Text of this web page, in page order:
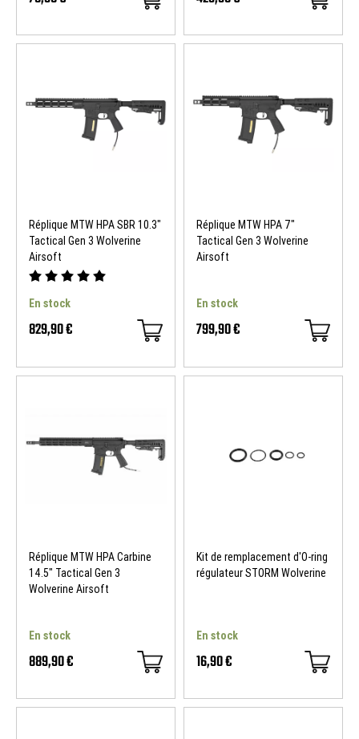
Réplique MTW HPA SBR 10.3"
Tactical Gen 3 Wolverine
Airsoft
En stock
829,90 €
Réplique MTW HPA 7"
Tactical Gen 3 Wolverine
Airsoft
En stock
799,90 €
Réplique MTW HPA Carbine
14.5" Tactical Gen 3
Wolverine Airsoft
En stock
889,90 €
Kit de remplacement d'O-ring
régulateur STORM Wolverine
En stock
16,90 €